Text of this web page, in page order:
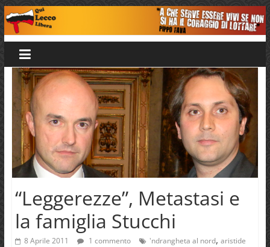
Salta
al
contenuto
Qui
Lecco
Libera
“Leggerezze”, Metastasi e
la famiglia Stucchi
8 Aprile 2011 1 commento 'ndrangheta al nord, aristide